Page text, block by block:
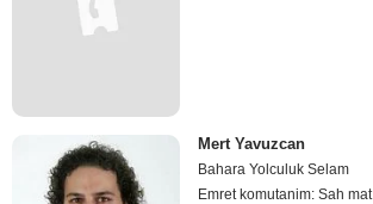
Mert Yavuzcan
Bahara Yolculuk Selam
Emret komutanim: Sah mat